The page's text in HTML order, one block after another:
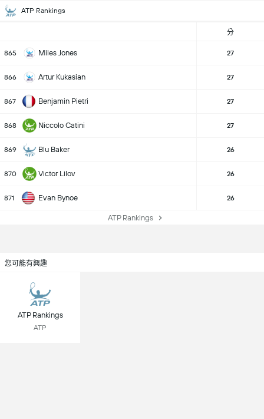
ATP Rankings
分
865 Miles Jones 27
866 Artur Kukasian 27
867 Benjamin Pietri 27
868 Niccolo Catini 27
869 Blu Baker 26
870 Victor Lilov 26
871 Evan Bynoe 26
ATP Rankings
您可能有興趣
ATP Rankings
ATP